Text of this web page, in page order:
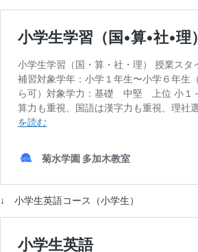
↓ 小学生英語コース（小学生）